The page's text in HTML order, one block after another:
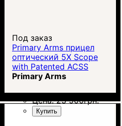
Под заказ
Primary Arms прицел
оптический 5X Scope
with Patented ACSS
5.56/5.45 /.308
Primary Arms
Цена:23 500грн.
Купить